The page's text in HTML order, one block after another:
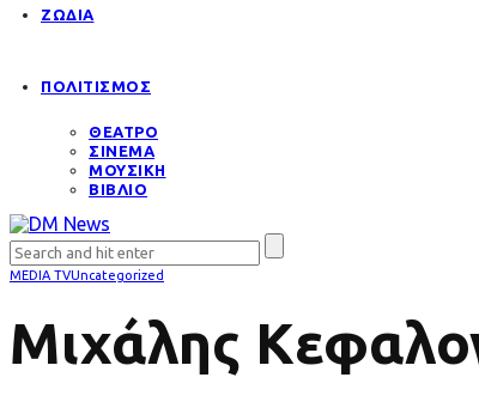
ΖΩΔΙΑ
ΠΟΛΙΤΙΣΜΟΣ
ΘΕΑΤΡΟ
ΣΙΝΕΜΑ
ΜΟΥΣΙΚΗ
ΒΙΒΛΙΟ
MEDIA TVUncategorized
Μιχάλης